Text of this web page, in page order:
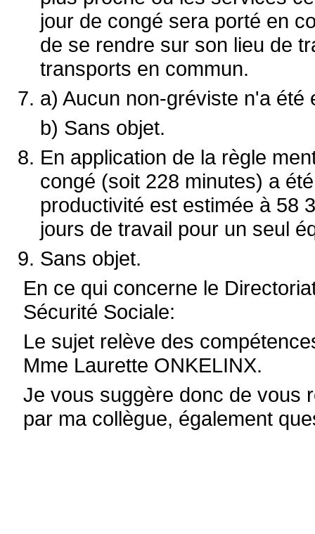
jour de congé sera porté en
de se rendre sur son lieu de
transports en commun.
a) Aucun non-gréviste n'a été
b) Sans objet.
En application de la règle
congé (soit 228 minutes) a
productivité est estimée à 58
jours de travail pour un seul
Sans objet.
En ce qui concerne le
Sécurité Sociale:
Le sujet relève des
Mme Laurette ONKELINX.
Je vous suggère donc de vous
par ma collègue, également